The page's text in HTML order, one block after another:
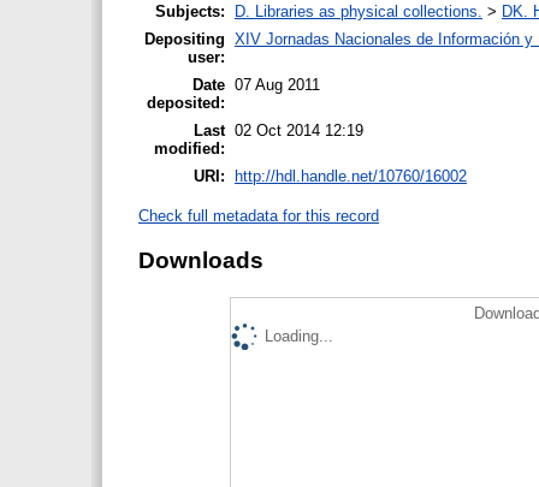
Subjects:
D. Libraries as physical collections. > DK.
Depositing
user:
XIV Jornadas Nacionales de Información
Date
deposited:
07 Aug 2011
Last
modified:
02 Oct 2014 12:19
URI: http://hdl.handle.net/10760/16002
Check full metadata for this record
Downloads
Loading...